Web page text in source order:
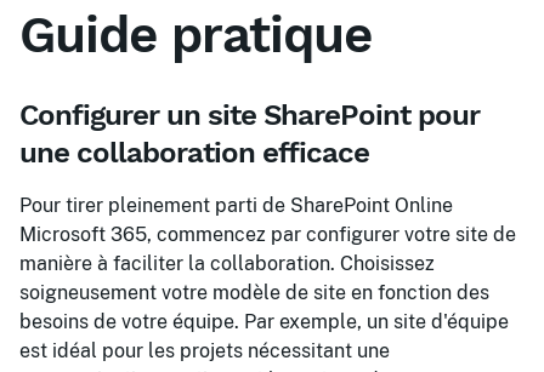
Guide pratique
Configurer un site SharePoint pour
une collaboration efficace
Pour tirer pleinement parti de SharePoint Online
Microsoft 365, commencez par configurer votre site de
manière à faciliter la collaboration. Choisissez
soigneusement votre modèle de site en fonction des
besoins de votre équipe. Par exemple, un site d'équipe
est idéal pour les projets nécessitant une